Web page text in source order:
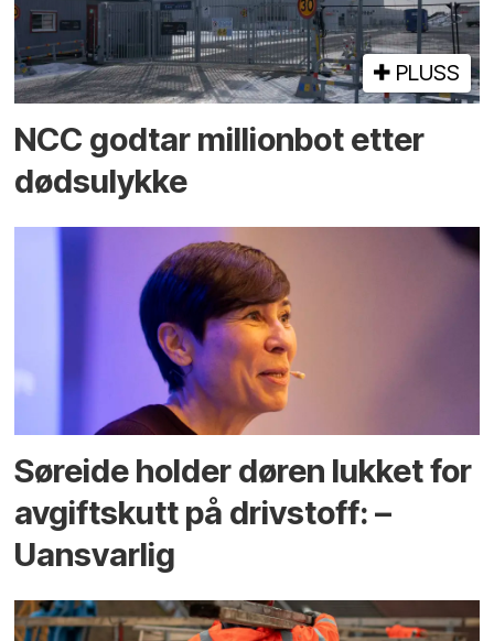
PLUSS
NCC godtar millionbot etter
dødsulykke
Søreide holder døren lukket for
avgiftskutt på drivstoff: –
Uansvarlig